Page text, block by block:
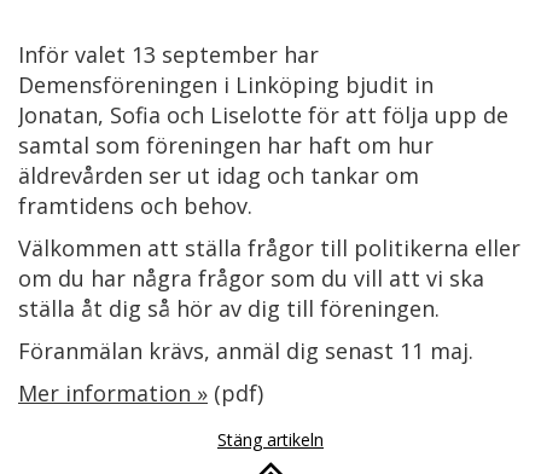
Inför valet 13 september har
Demensföreningen i Linköping bjudit in
Jonatan, Sofia och Liselotte för att följa upp de
samtal som föreningen har haft om hur
äldrevården ser ut idag och tankar om
framtidens och behov.
Välkommen att ställa frågor till politikerna eller
om du har några frågor som du vill att vi ska
ställa åt dig så hör av dig till föreningen.
Föranmälan krävs, anmäl dig senast 11 maj.
Mer information » (pdf)
Stäng artikeln